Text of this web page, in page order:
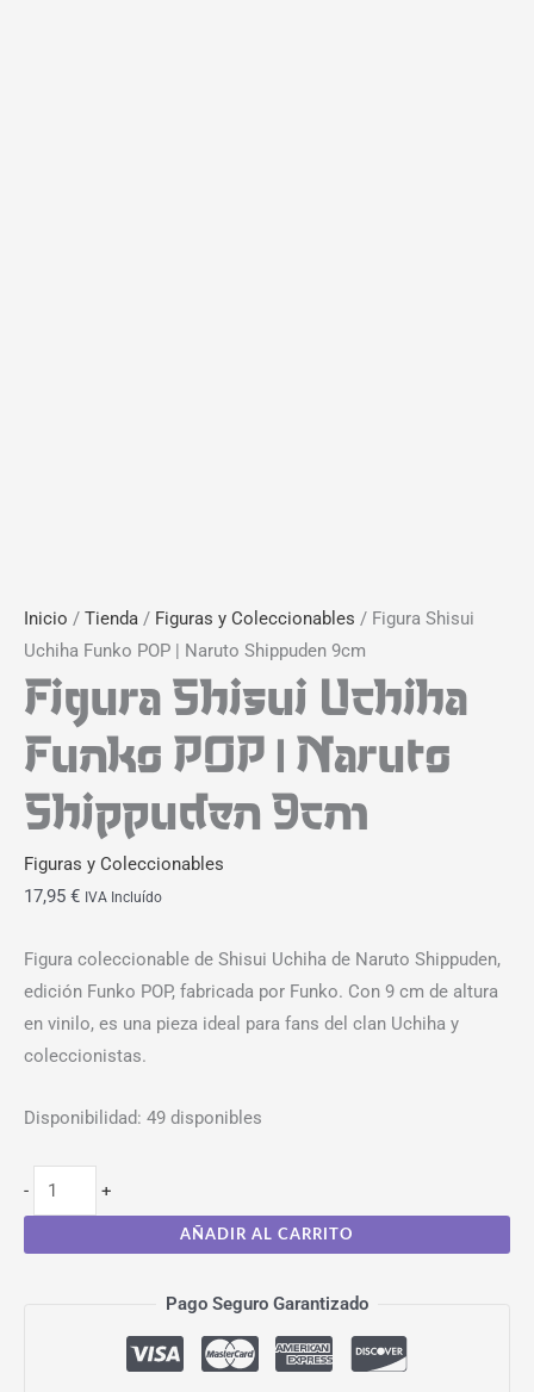
Inicio / Tienda / Figuras y Coleccionables / Figura Shisui
Uchiha Funko POP | Naruto Shippuden 9cm
Figura Shisui Uchiha
Funko POP | Naruto
Shippuden 9cm
Figuras y Coleccionables
17,95 € IVA Incluído
Figura coleccionable de Shisui Uchiha de Naruto Shippuden,
edición Funko POP, fabricada por Funko. Con 9 cm de altura
en vinilo, es una pieza ideal para fans del clan Uchiha y
coleccionistas.
Disponibilidad: 49 disponibles
- +
AÑADIR AL CARRITO
Pago Seguro Garantizado